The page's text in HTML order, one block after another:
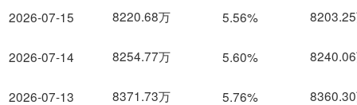
2026-07-15
2026-07-14
2026-07-13
8220.68万 5.56%
8254.77万 5.60%
8371.73万 5.76%